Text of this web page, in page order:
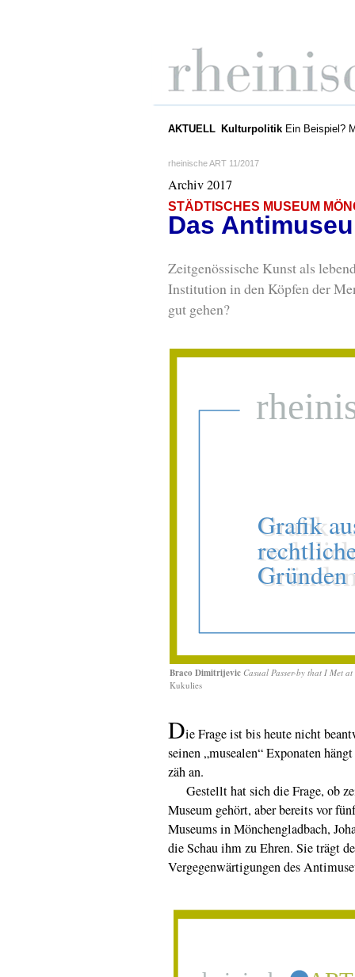
AKTUELL KulturpolitikEin Beispiel?
rheinische ART 11/2017
Archiv 2017
STÄDTISCHES MUSEUM
Das
Zeitgenössische Kunst als
Institution in den Köpfen der
gut gehen?
Braco Dimitrijevic Casual Passer-by that I Met
Kukulies
Die Frage ist bis heute nicht
seinen „musealen“ Exponaten
zäh an.
Gestellt hat sich die Frage, ob
Museum gehört, aber bereits vor
Museums in Mönchengladbach,
die Schau ihm zu Ehren. Sie trägt
Vergegenwärtigungen des